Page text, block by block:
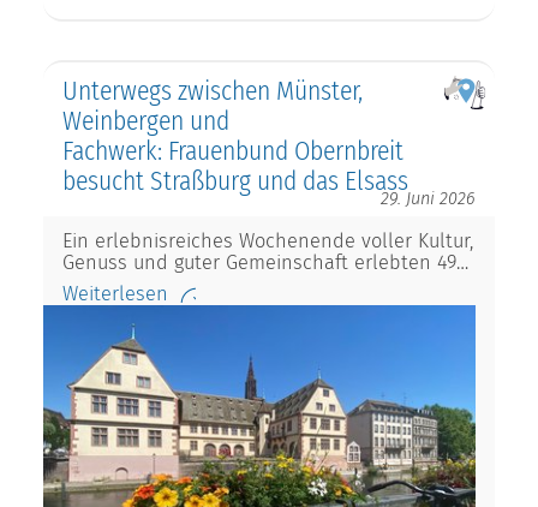
Unterwegs zwischen Münster,
Weinbergen und
Fachwerk: Frauenbund Obernbreit
besucht Straßburg und das Elsass
29. Juni 2026
Ein erlebnisreiches Wochenende voller Kultur,
Genuss und guter Gemeinschaft erlebten 49…
Weiterlesen